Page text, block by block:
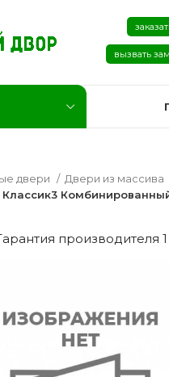
вызвать
180
двери Двери из массива
производителя